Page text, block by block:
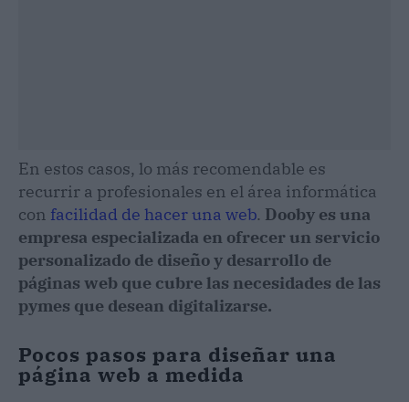
En estos casos, lo más recomendable es
recurrir a profesionales en el área informática
con facilidad de hacer una web. Dooby es una
empresa especializada en ofrecer un servicio
personalizado de diseño y desarrollo de
páginas web que cubre las necesidades de las
pymes que desean digitalizarse.
Pocos pasos para diseñar una
página web a medida